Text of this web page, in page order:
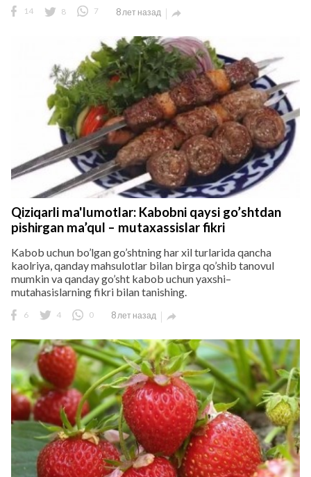
14 8 7 8 лет назад 
Qiziqarli ma'lumotlar: Kabobni qaysi go’shtdan
pishirgan ma’qul – mutaxassislar fikri
Kabob uchun bo’lgan go’shtning har xil turlarida qancha
kaolriya, qanday mahsulotlar bilan birga qo’shib tanovul
mumkin va qanday go’sht kabob uchun yaxshi–
mutahasislarning fikri bilan tanishing.
6 4 0 8 лет назад 